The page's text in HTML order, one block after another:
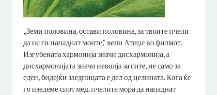
„Земи половина, остави половина, за твоите пчели
да не ги нападнат моите,“ вели Атиџе во филмот.
Изгубената хармонија значи дисхармонија, а
дисхармонијата значи неволја за сите, не само за
еден, бидејќи заедницата е дел од целината. Кога ќе
го изедеме сиот мед, пчелите мора да нападнат